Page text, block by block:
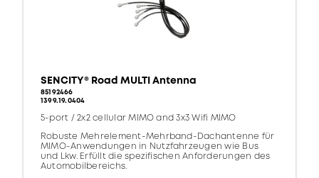
SENCITY® Road MULTI Antenna
85192466
1399.19.0404
5-port / 2x2 cellular MIMO and 3x3 Wifi MIMO
Robuste Mehrelement-Mehrband-Dachantenne für
MIMO-Anwendungen in Nutzfahrzeugen wie Bus
und Lkw. Erfüllt die spezifischen Anforderungen des
Automobilbereichs.